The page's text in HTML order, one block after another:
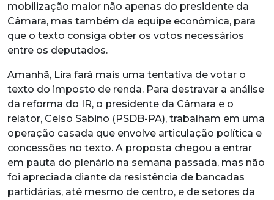
mobilização maior não apenas do presidente da
Câmara, mas também da equipe econômica, para
que o texto consiga obter os votos necessários
entre os deputados.
Amanhã, Lira fará mais uma tentativa de votar o
texto do imposto de renda. Para destravar a análise
da reforma do IR, o presidente da Câmara e o
relator, Celso Sabino (PSDB-PA), trabalham em uma
operação casada que envolve articulação política e
concessões no texto. A proposta chegou a entrar
em pauta do plenário na semana passada, mas não
foi apreciada diante da resistência de bancadas
partidárias, até mesmo de centro, e de setores da